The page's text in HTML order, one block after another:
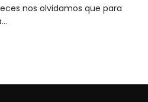
nos olvidamos que para